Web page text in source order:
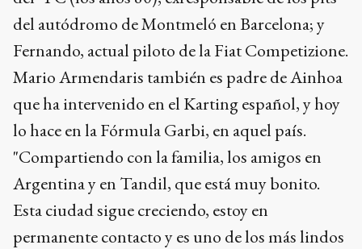
del autódromo de Montmeló en Barcelona; y
Fernando, actual piloto de la Fiat Competizione.
Mario Armendaris también es padre de Ainhoa
que ha intervenido en el Karting español, y hoy
lo hace en la Fórmula Garbi, en aquel país.
"Compartiendo con la familia, los amigos en
Argentina y en Tandil, que está muy bonito.
Esta ciudad sigue creciendo, estoy en
permanente contacto y es uno de los más lindos